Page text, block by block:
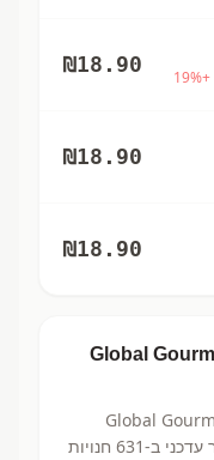
+
19%
₪18.90
₪18.90
₪18.90
Global
ב-631 חנויות